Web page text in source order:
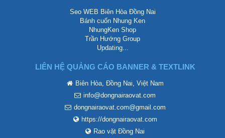
Seo WEB Biên Hòa Đồng Nai
Bánh cuốn Nhung Ken
NhungKen Shop
Trần Hướng Group
Updating...
LIÊN HỆ QUẢNG CÁO BANNER & TEXTLINK
Biên Hòa, Đồng Nai, Việt Nam
info@dongnairaovat.com
dongnairaovat.com@gmail.com
https://dongnairaovat.com
Rao vặt Đồng Nai